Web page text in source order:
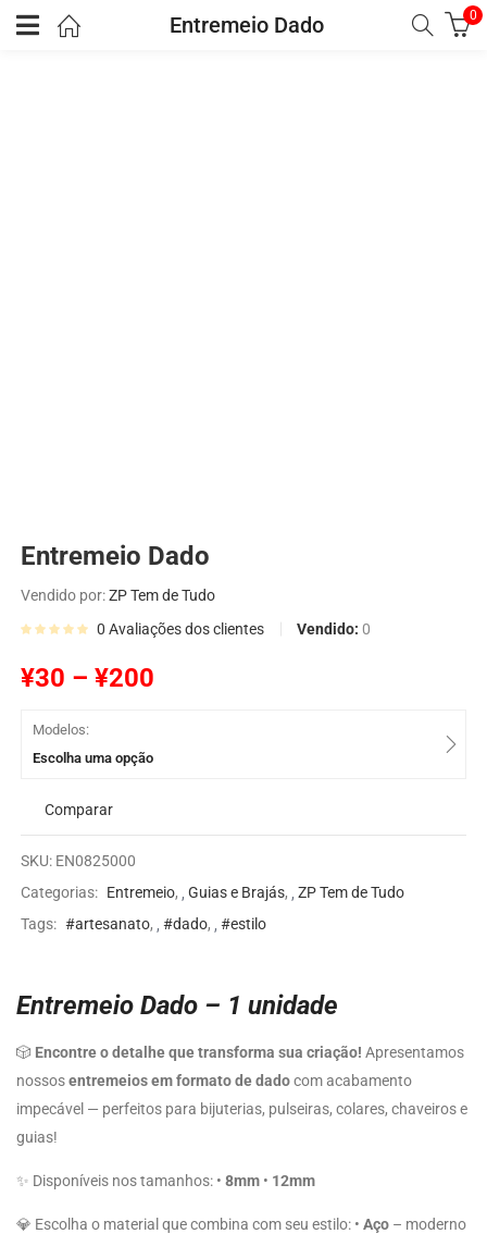
Entremeio Dado 0
Entremeio Dado
Vendido por:ZP Tem de Tudo
0 Avaliações dos clientes Vendido:0
¥30 – ¥200
Modelos:
Escolha uma opção
Comparar
SKU: EN0825000
Categorias: Entremeio, Guias e Brajás,
ZP Tem de Tudo
Tags: #artesanato, #dado, #estilo
Entremeio Dado – 1 unidade
🎲 Encontre o detalhe que transforma sua criação! Apresentamos
nossosentremeios em formato de dadocom acabamento
impecável — perfeitos para bijuterias, pulseiras, colares, chaveiros e
guias!
✨ Disponíveis nos tamanhos: • 8mm • 12mm
💎 Escolha o material que combina com seu estilo: • Aço – moderno